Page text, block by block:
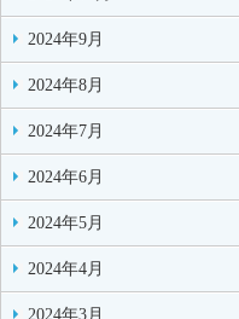
2024年9月
2024年8月
2024年7月
2024年6月
2024年5月
2024年4月
2024年3月